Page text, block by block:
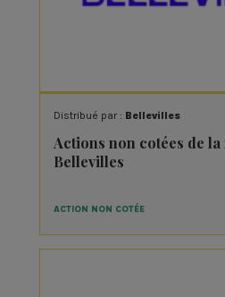
Distribué par : Bellevilles
Actions non cotées de
Bellevilles
ACTION NON COTÉE